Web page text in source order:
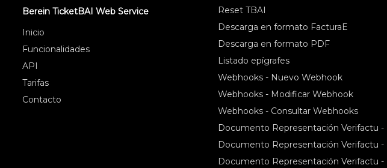
Berein TicketBAI Web Service
Inicio
Funcionalidades
API
Tarifas
Contacto
Reset TBAI
Descarga en formato FacturaE
Descarga en formato PDF
Listado epígrafes
Webhooks - Nuevo Webhook
Webhooks - Modificar Webhook
Webhooks - Consultar Webhooks
Documento Representación Verifactu
Documento Representación Verifactu
Documento Representación Verifactu